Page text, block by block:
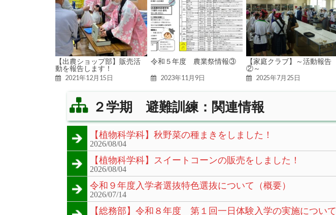
【出農ショップ部】販売活
動を報告します！
2021年12月15日
令和５年度 農業祭情報③
2023年11月9日
【家庭クラブ】～活動報告
②～
2025年7月25日
２学期 避難訓練：関連情報
【植物科学科】秋野菜の種まきをしました！
2026/08/04
【植物科学科】スイートコーンの販売をしました！
2026/08/04
令和９年度入学者選抜特色選抜について（概要）
2026/07/14
【総務部】令和８年度 第１回一日体験入学の実施について